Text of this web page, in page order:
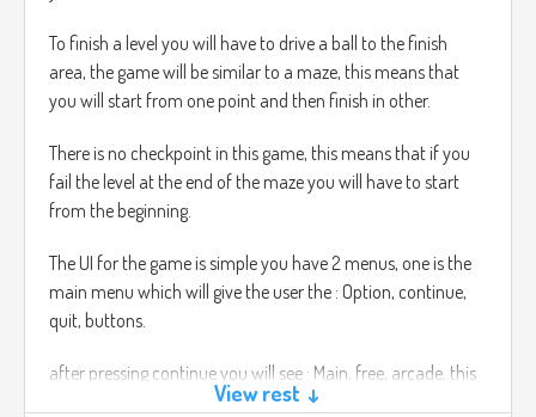
To finish a level you will have to drive a ball to the finish
area, the game will be similar to a maze, this means that
you will start from one point and then finish in other.
There is no checkpoint in this game, this means that if you
fail the level at the end of the maze you will have to start
from the beginning.
The UI for the game is simple you have 2 menus, one is the
main menu which will give the user the : Option, continue,
quit, buttons.
after pressing continue you will see : Main, free, arcade. this
modes have different settings, for instance the arcade
View rest ↓